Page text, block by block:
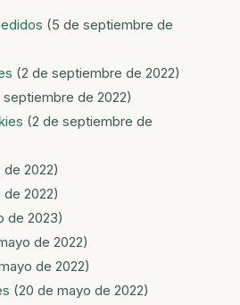
(5 de septiembre de
(2 de septiembre de 2022)
septiembre de 2022)
(2 de septiembre de
de 2022)
de 2022)
de 2023)
de 2022)
de 2022)
(20 de mayo de 2022)